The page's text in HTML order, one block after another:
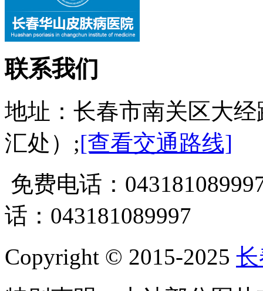
联系我们
地址：长春市南关区大
汇处）;[查看交通路线]
免费电话：
话：043181089997
Copyright © 2015-2025